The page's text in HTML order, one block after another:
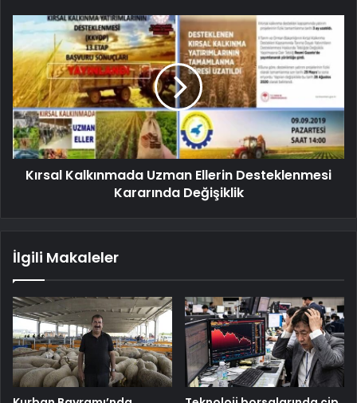
Kırsal Kalkınmada Uzman Ellerin Desteklenmesi
Kararında Değişiklik
İlgili Makaleler